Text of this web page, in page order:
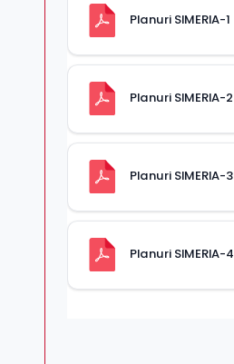
Planuri SIMERIA-1
Planuri SIMERIA-2
Planuri SIMERIA-3
Planuri SIMERIA-4